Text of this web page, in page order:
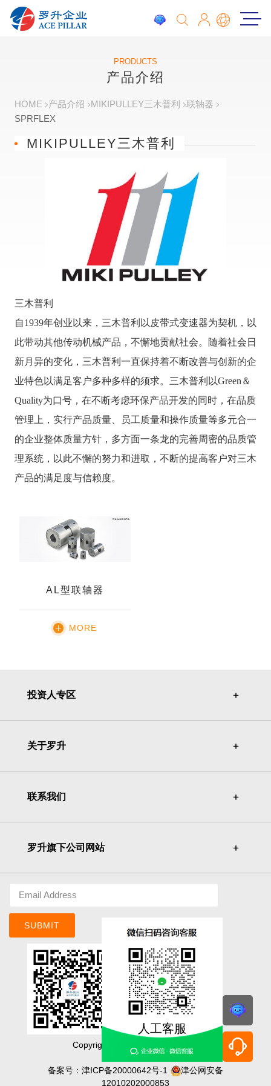
PRODUCTS
产品介绍
HOME 产品介绍 MIKIPULLEY三木普利
联轴器
SPRFLEX
MIKIPULLEY三木普利
三木普利
自1939年创业以来，三木普利以皮带式变速器为契机，以
此带动其他传动机械产品，不懈地贡献社会。随着社会日
新月异的变化，三木普利一直保持着不断改善与创新的企
业特色以满足客户多种多样的须求。三木普利以Green＆
Quality为口号，在不断考虑环保产品开发的同时，在品质
管理上，实行产品质量、员工质量和操作质量等多元合一
的企业整体质量方针，多方面一条龙的完善周密的品质管
理系统，以此不懈的努力和进取，不断的提高客户对三木
产品的满足度与信赖度。
AL型联轴器
MORE
投资人专区 ＋
＋
关于罗升 ＋
＋
联系我们 ＋
＋
罗升旗下公司网站 ＋
＋
SUBMIT
Copyright©ACE PILLAR Co., Ltd.
明基佳世達集團
备案号：津ICP备20000642号-1
津公网安备
12010202000853
人工客服